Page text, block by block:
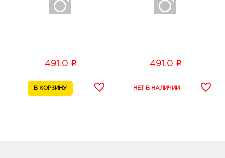
491.0 i 491.0 i